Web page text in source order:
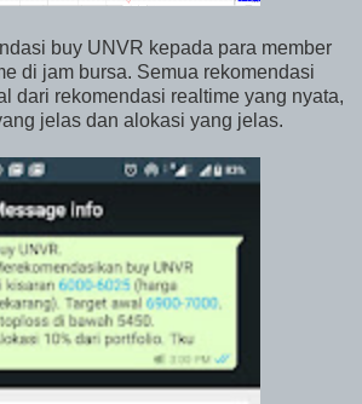
buy UNVR kepada para member
di jam bursa. Semua rekomendasi
dari rekomendasi realtime yang nyata,
jelas dan alokasi yang jelas.